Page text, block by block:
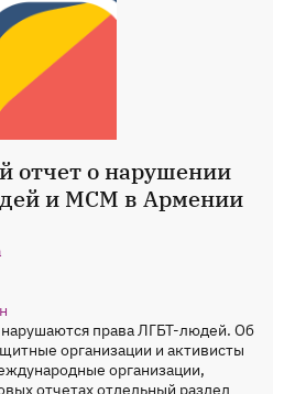
отчет о нарушении
и МСМ в Армении
права ЛГБТ-людей. Об
организации и активисты
организации,
отчетах отдельный раздел